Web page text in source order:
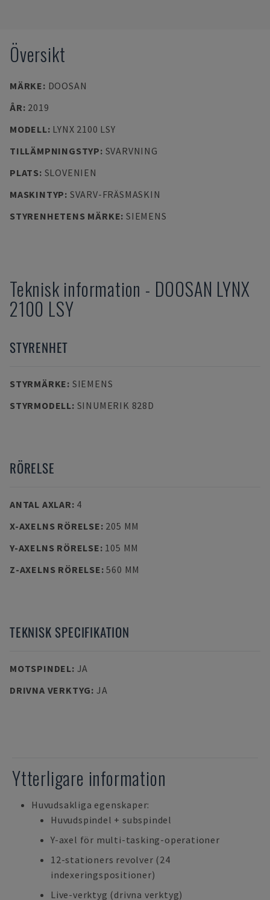
Översikt
MÄRKE: DOOSAN
ÅR: 2019
MODELL: LYNX 2100 LSY
TILLÄMPNINGSTYP: SVARVNING
PLATS: SLOVENIEN
MASKINTYP: SVARV-FRÄSMASKIN
STYRENHETENS MÄRKE: SIEMENS
Teknisk information - DOOSAN LYNX
2100 LSY
STYRENHET
STYRMÄRKE: SIEMENS
STYRMODELL: SINUMERIK 828D
RÖRELSE
ANTAL AXLAR: 4
X-AXELNS RÖRELSE: 205 MM
Y-AXELNS RÖRELSE: 105 MM
Z-AXELNS RÖRELSE:560 MM
TEKNISK SPECIFIKATION
MOTSPINDEL: JA
DRIVNA VERKTYG: JA
Ytterligare information
Huvudsakliga egenskaper:
Huvudspindel + subspindel
Y-axel för multi-tasking-operationer
12-stationers revolver (24
indexeringspositioner)
Live-verktyg (drivna verktyg)